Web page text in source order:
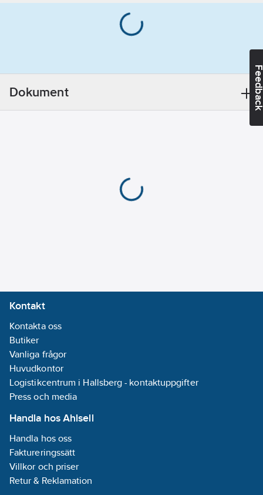
Dokument
Kontakt
Kontakta oss
Butiker
Vanliga frågor
Huvudkontor
Logistikcentrum i Hallsberg - kontaktuppgifter
Press och media
Handla hos Ahlsell
Handla hos oss
Faktureringssätt
Villkor och priser
Retur & Reklamation